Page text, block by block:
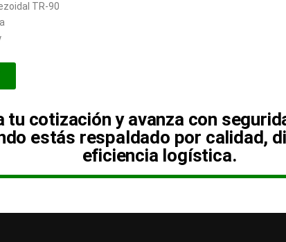
TR-90
tu cotización y avanza con
estás respaldado por calidad,
eficiencia logística.